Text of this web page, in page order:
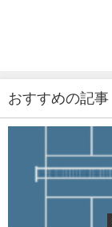
おすすめの記事